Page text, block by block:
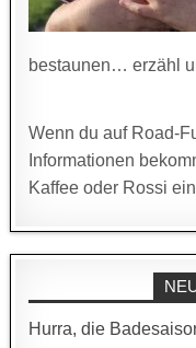
bestaunen… erzähl
Wenn du auf Road-
Informationen
Kaffee oder Rossi
Hurra, die